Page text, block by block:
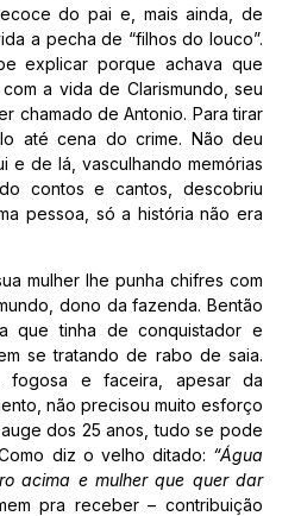
do pai e, mais ainda, de
a pecha de “filhos do louco”.
explicar porque achava que
a vida de Clarismundo, seu
chamado de Antonio. Para tirar
até cena do crime. Não deu
e de lá, vasculhando memórias
contos e cantos, descobriu
pessoa, só a história não era
mulher lhe punha chifres com
dono da fazenda. Bentão
que tinha de conquistador e
se tratando de rabo de saia.
fogosa e faceira, apesar da
não precisou muito esforço
dos 25 anos, tudo se pode
diz o velho ditado: “Água
acima e mulher que quer dar
pra receber – contribuição